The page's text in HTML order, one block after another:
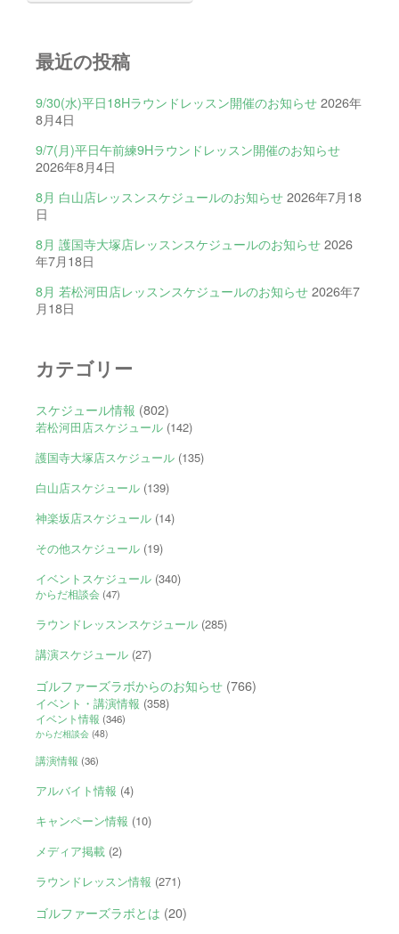
最近の投稿
9/30(水)平日18Hラウンドレッスン開催のお知らせ 2026年
8月4日
9/7(月)平日午前練9Hラウンドレッスン開催のお知らせ
2026年8月4日
8月 白山店レッスンスケジュールのお知らせ 2026年7月18
日
8月 護国寺大塚店レッスンスケジュールのお知らせ 2026
年7月18日
8月 若松河田店レッスンスケジュールのお知らせ 2026年7
月18日
カテゴリー
スケジュール情報 (802)
若松河田店スケジュール(142)
護国寺大塚店スケジュール(135)
白山店スケジュール(139)
神楽坂店スケジュール(14)
その他スケジュール(19)
イベントスケジュール(340)
からだ相談会(47)
ラウンドレッスンスケジュール(285)
講演スケジュール(27)
ゴルファーズラボからのお知らせ(766)
イベント・講演情報 (358)
イベント情報 (346)
からだ相談会(48)
講演情報 (36)
アルバイト情報 (4)
キャンペーン情報 (10)
メディア掲載(2)
ラウンドレッスン情報 (271)
ゴルファーズラボとは (20)